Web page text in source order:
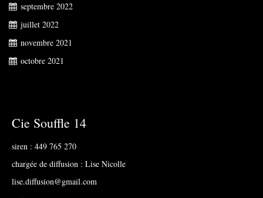
septembre 2022
juillet 2022
novembre 2021
octobre 2021
Cie Souffle 14
siren : 449 765 270
chargée de diffusion : Lise Nicolle
lise.diffusion@gmail.com